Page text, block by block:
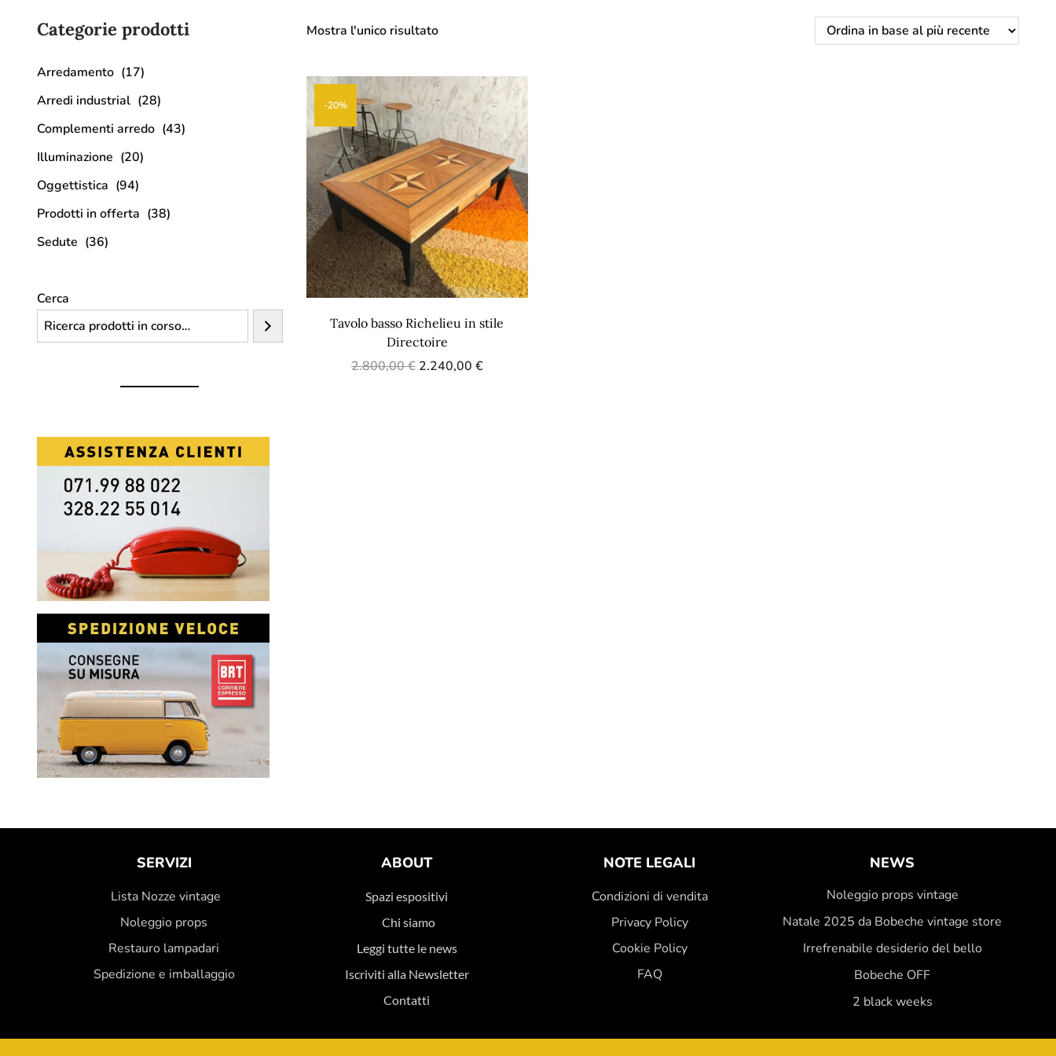
Mostra l'unico risultato
-20%
Tavolo basso Richelieu in stile
Directoire
2.800,00€ 2.240,00 €
Categorie prodotti
Arredamento (17)
Arredi industrial (28)
Complementi arredo (43)
Illuminazione (20)
Oggettistica (94)
Prodotti in offerta (38)
Sedute (36)
Cerca
SERVIZI
Lista Nozze vintage
Noleggio props
Restauro lampadari
Spedizione e imballaggio
ABOUT
Spazi espositivi
Chi siamo
Leggi tutte le news
Iscriviti alla Newsletter
Contatti
NOTE LEGALI
Condizioni di vendita
Privacy Policy
Cookie Policy
FAQ
NEWS
Noleggio props vintage
Natale 2025 da Bobeche vintage store
Irrefrenabile desiderio del bello
Bobeche OFF
2 black weeks